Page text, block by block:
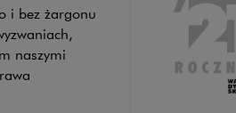
i bez żargonu
naszymi